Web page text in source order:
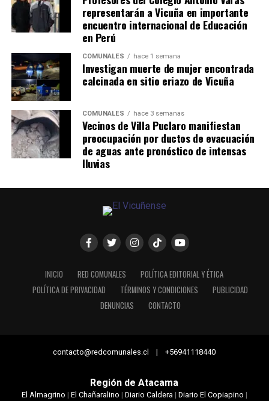
representarán a Vicuña en importante
encuentro internacional de Educación
en Perú
COMUNALES hace 1 semana
Investigan muerte de mujer encontrada
calcinada en sitio eriazo de Vicuña
COMUNALES hace 3 semanas
Vecinos de Villa Puclaro manifiestan
preocupación por ductos de evacuación
de aguas ante pronóstico de intensas
lluvias
INICIO RED COMUNALES
POLÍTICA EDITORIAL Y ÉTICA
POLÍTICA DE PRIVACIDAD
TÉRMINOS Y CONDICIONES
PUBLICIDAD
DENUNCIAS
CONTACTO
contacto@redcomunales.cl | +56941118440
Región de Atacama
El Almagrino | El Chañaralino | Diario Caldera| Diario El Copiapino |